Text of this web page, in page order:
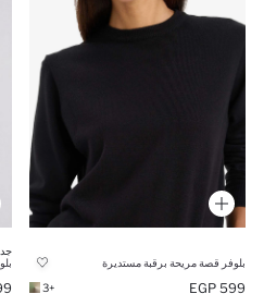
بلوفر قصة مريحة برقبة مستديرة
599 EGP
+3